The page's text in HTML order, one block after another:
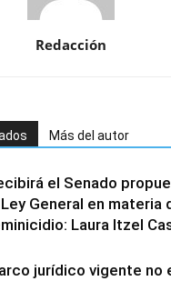
Redacción
Más del autor
el Senado
General en materia
Laura Itzel
jurídico vigente no